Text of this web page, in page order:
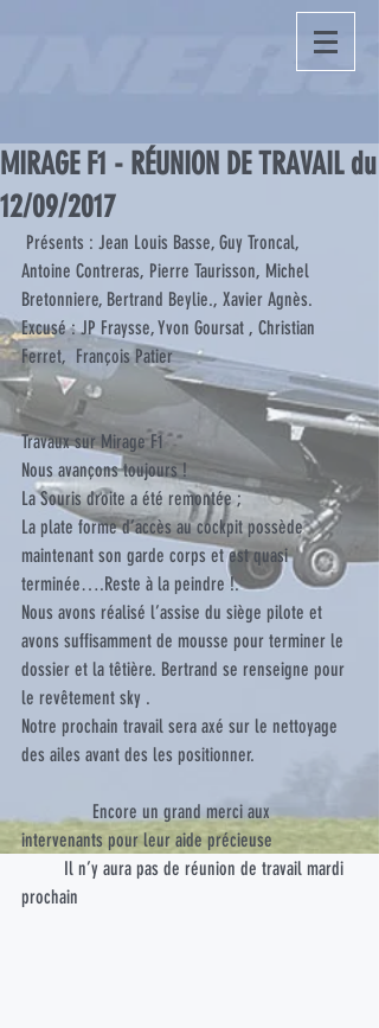
MIRAGE F1 - RÉUNION DE TRAVAIL du
12/09/2017
Antoine Contreras, Pierre Taurisson, Michel
Bretonniere, Bertrand Beylie., Xavier Agnès.
Excusé : JP Fraysse, Yvon Goursat , Christian
Ferret,  François Patier
Travaux sur Mirage F1
Nous avançons toujours !
La Souris droite a été remontée ;
La plate forme d’accès au cockpit possède
maintenant son garde corps et est quasi
terminée….Reste à la peindre !.
Nous avons réalisé l’assise du siège pilote et
avons suffisamment de mousse pour terminer le
dossier et la têtière. Bertrand se renseigne pour
le revêtement sky .
Notre prochain travail sera axé sur le nettoyage
des ailes avant des les positionner.
               Encore un grand merci aux
intervenants pour leur aide précieuse
prochain